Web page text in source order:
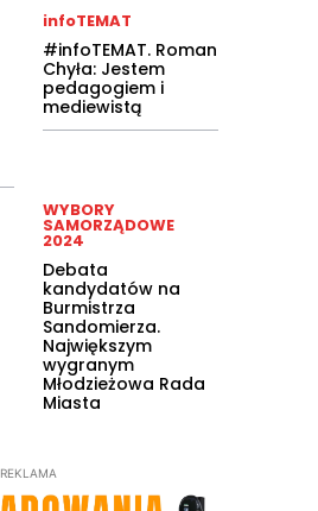
infoTEMAT
#infoTEMAT. Roman
Chyła: Jestem
pedagogiem i
mediewistą
WYBORY
SAMORZĄDOWE
2024
Debata
kandydatów na
Burmistrza
Sandomierza.
Największym
wygranym
Młodzieżowa Rada
Miasta
REKLAMA